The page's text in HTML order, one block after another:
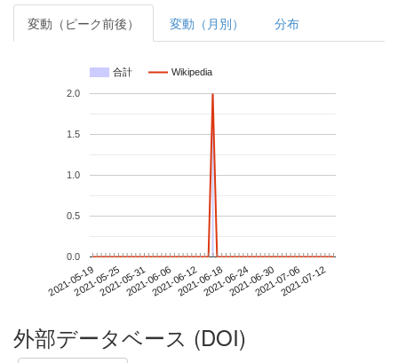
変動（ピーク前後） 変動（月別） 分布
合計 Wikipedia
2021-05-192021-05-252021-05-312021-06-062021-06-122021-06-182021-06-242021-06-302021-07-062021-07-12
0.0
0.5
1.0
1.5
2.0
外部データベース (DOI)